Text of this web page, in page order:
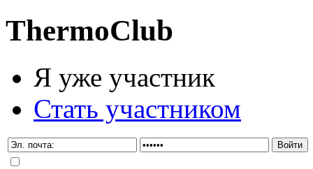
ThermoClub
Я уже участник
Стать участником